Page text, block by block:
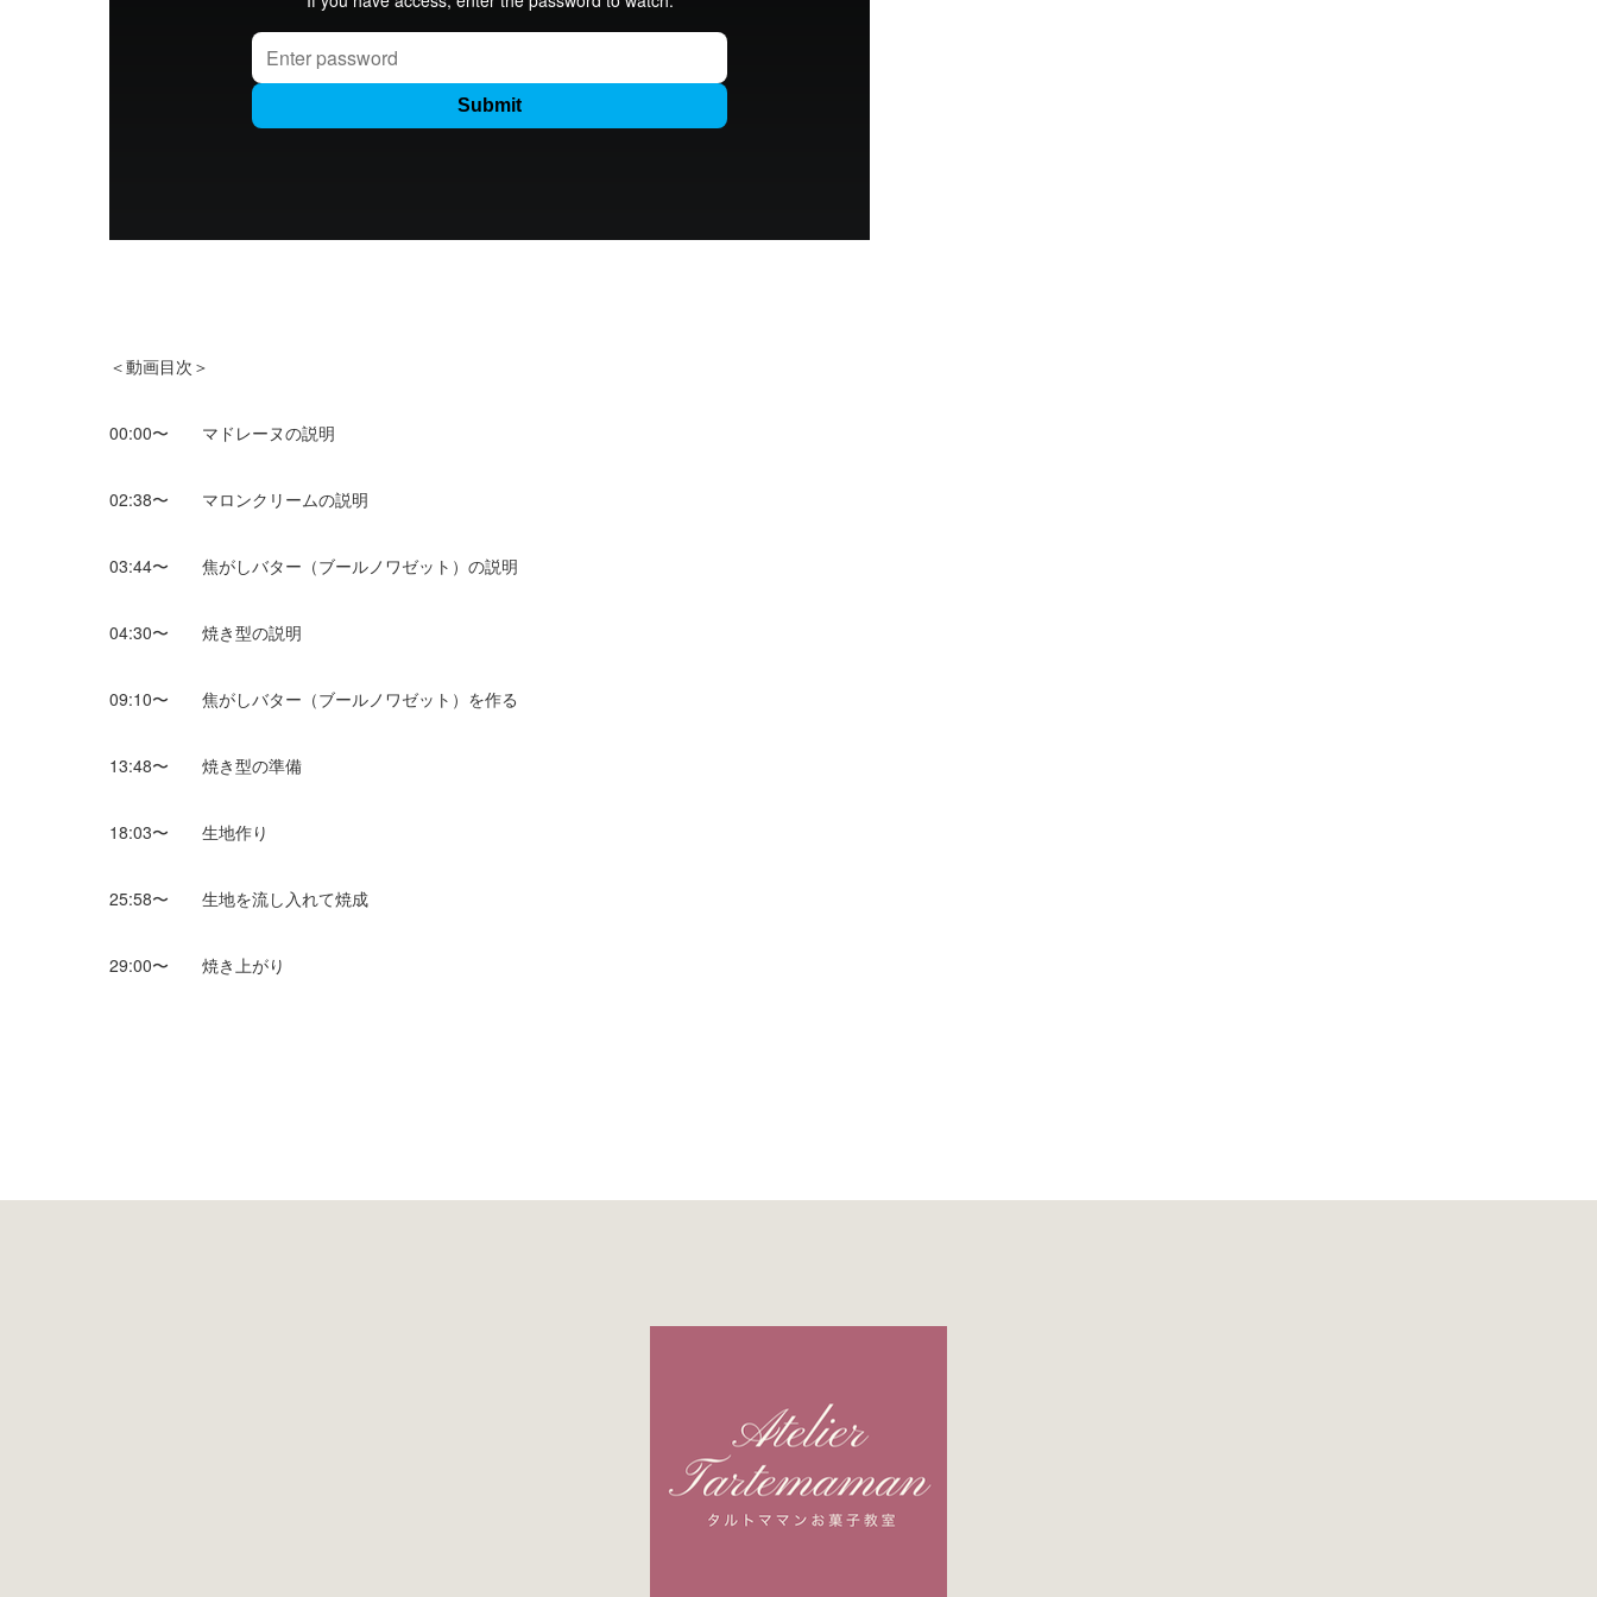
＜動画目次＞
00:00〜 マドレーヌの説明
02:38〜 マロンクリームの説明
03:44〜 焦がしバター（ブールノワゼット）の説明
04:30〜 焼き型の説明
09:10〜 焦がしバター（ブールノワゼット）を作る
13:48〜 焼き型の準備
18:03〜 生地作り
25:58〜 生地を流し入れて焼成
29:00〜 焼き上がり